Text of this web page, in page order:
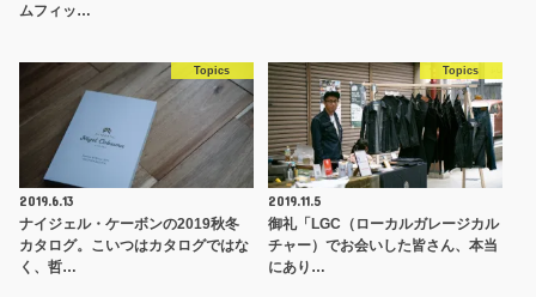
ムフィッ…
Topics
2019.6.13
ナイジェル・ケーボンの2019秋冬
カタログ。こいつはカタログではな
く、哲…
Topics
2019.11.5
御礼「LGC（ローカルガレージカル
チャー）でお会いした皆さん、本当
にあり…